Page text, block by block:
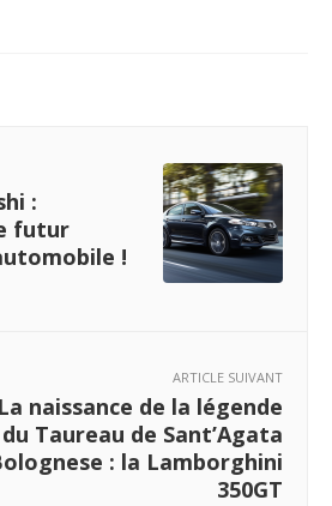
:
futur
!
ARTICLE SUIVANT
La naissance de la légende
du Taureau de Sant’Agata
: la Lamborghini
350GT